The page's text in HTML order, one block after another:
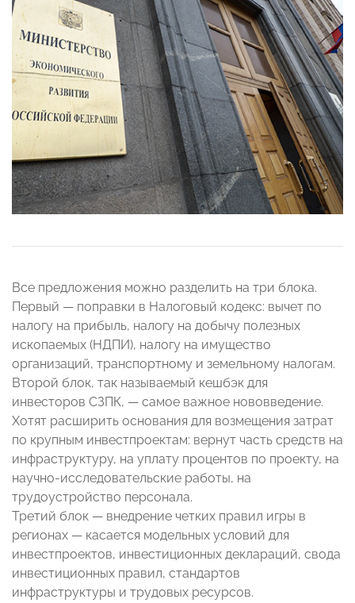
Все предложения можно разделить на три блока.
Первый — поправки в Налоговый кодекс: вычет по
налогу на прибыль, налогу на добычу полезных
ископаемых (НДПИ), налогу на имущество
организаций, транспортному и земельному налогам.
Второй блок, так называемый кешбэк для
инвесторов СЗПК, — самое важное нововведение.
Хотят расширить основания для возмещения затрат
по крупным инвестпроектам: вернут часть средств на
инфраструктуру, на уплату процентов по проекту, на
научно-исследовательские работы, на
трудоустройство персонала.
Третий блок — внедрение четких правил игры в
регионах — касается модельных условий для
инвестпроектов, инвестиционных деклараций, свода
инвестиционных правил, стандартов
инфраструктуры и трудовых ресурсов.